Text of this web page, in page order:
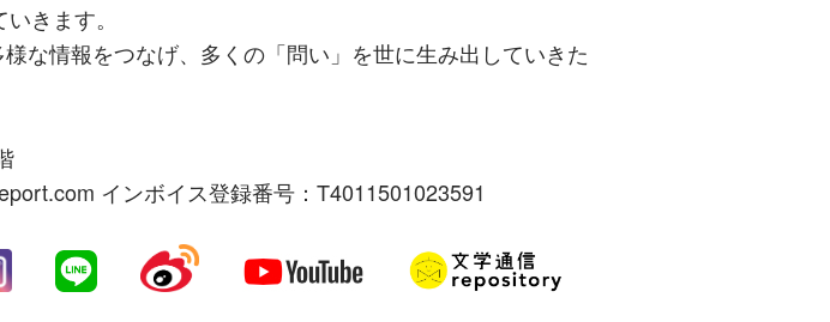
きます。
な情報をつなげ、多くの「問い」を世に生み出していきた
インボイス登録番号：T4011501023591